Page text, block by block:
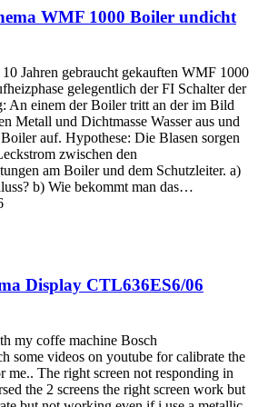
WMF 1000 Boiler undicht
Jahren gebraucht gekauften WMF 1000
gelegentlich der FI Schalter der
An einem der Boiler tritt an der im Bild
Metall und Dichtmasse Wasser aus und
auf. Hypothese: Die Blasen sorgen
zwischen den
am Boiler und dem Schutzleiter. a)
b) Wie bekommt man das…
Display CTL636ES6/06
my coffe machine Bosch
some videos on youtube for calibrate the
me.. The right screen not responding in
the 2 screens the right screen work but